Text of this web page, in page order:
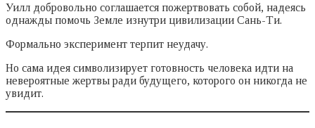
Уилл добровольно соглашается пожертвовать собой, надеясь
однажды помочь Земле изнутри цивилизации Сань-Ти.
Формально эксперимент терпит неудачу.
Но сама идея символизирует готовность человека идти на
невероятные жертвы ради будущего, которого он никогда не
увидит.